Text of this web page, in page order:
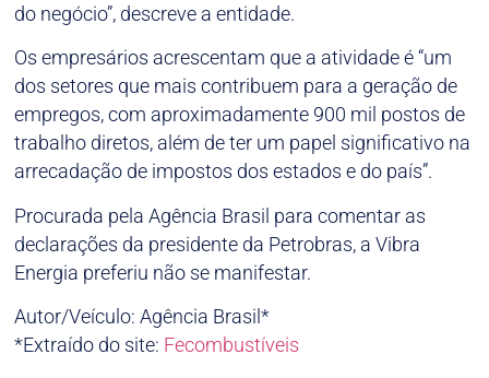
do negócio”, descreve a entidade.
Os empresários acrescentam que a atividade é “um
dos setores que mais contribuem para a geração de
empregos, com aproximadamente 900 mil postos de
trabalho diretos, além de ter um papel significativo na
arrecadação de impostos dos estados e do país”.
Procurada pela Agência Brasil para comentar as
declarações da presidente da Petrobras, a Vibra
Energia preferiu não se manifestar.
Autor/Veículo: Agência Brasil*
*Extraído do site: Fecombustíveis